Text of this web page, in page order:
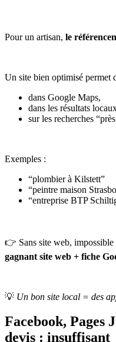
Pour un artisan, le
Un site bien optimisé permet
dans Google Maps,
dans les résultats
sur les recherches
Exemples :
“plombier à Kilstett”
“peintre maison
“entreprise BTP
👉 Sans site web, impossible
gagnant site web + fiche
💡 Un bon site local = des
Facebook, Pages
devis : insuffisant